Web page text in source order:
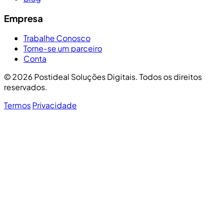
Empresa
Trabalhe Conosco
Torne-se um parceiro
Conta
© 2026 Postideal Soluções Digitais. Todos os direitos
reservados.
TermosPrivacidade